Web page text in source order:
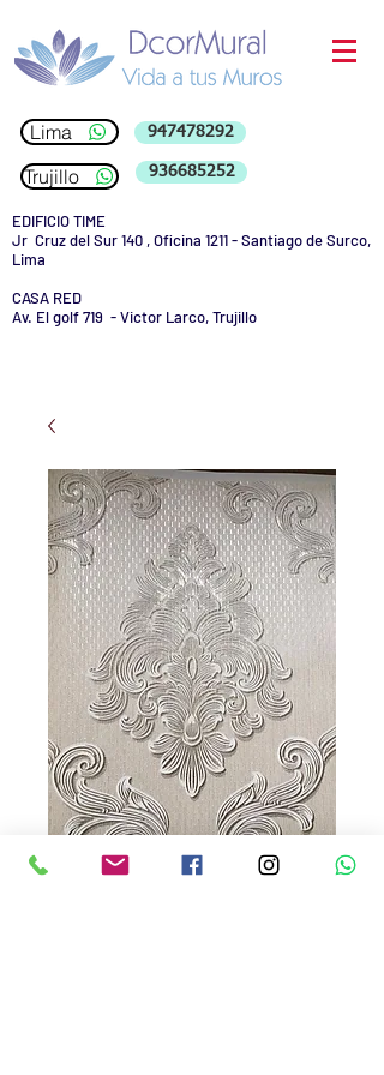
Lima 947478292
Trujillo 936685252
EDIFICIO TIME
Jr Cruz del Sur 140 , Oficina 1211 - Santiago de Surco,
Lima
CASA RED
Av. El golf 719 - Victor Larco, Trujillo
Classico 25